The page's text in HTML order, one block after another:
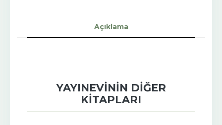
Açıklama
YAYINEVININ DIĞER
KITAPLARI